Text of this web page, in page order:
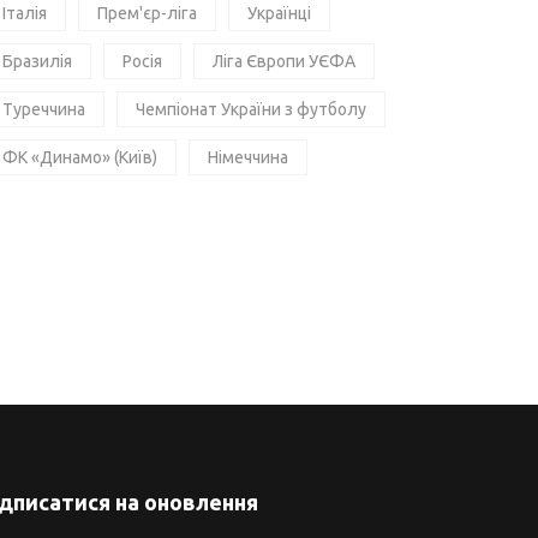
Італія Прем'єр-ліга Українці
Бразилія Росія Ліга Європи УЄФА
Туреччина Чемпіонат України з футболу
ФК «Динамо» (Київ) Німеччина
на оновлення